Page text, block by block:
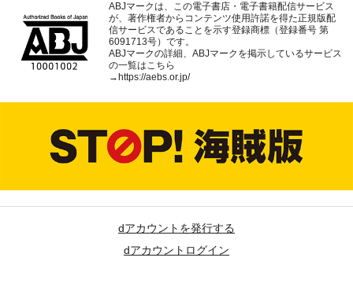
ABJマークは、この電子書店・電子書籍配信サービス
が、著作権者からコンテンツ使用許諾を得た正規版配
信サービスであることを示す登録商標（登録番号 第
6091713号）です。
ABJマークの詳細、ABJマークを掲示しているサービス
の一覧はこちら
→ https://aebs.or.jp/
dアカウントを発行する
dアカウントログイン